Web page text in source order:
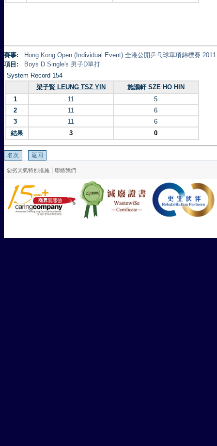
賽事:
Hong Kong Open (Individual Event) 全港公開乒乓球單項錦標賽 2011
項目:
Boys D Single's 男子D單打
System Record 154
梁子賢 LEUNG TSZ YIN
施灝軒 SZE HO HIN
1
11
5
2
11
6
3
11
6
結果
3 0